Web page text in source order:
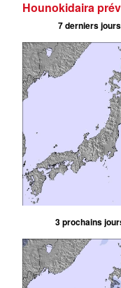
Hounokidaira
7 derniers jours
3 prochains